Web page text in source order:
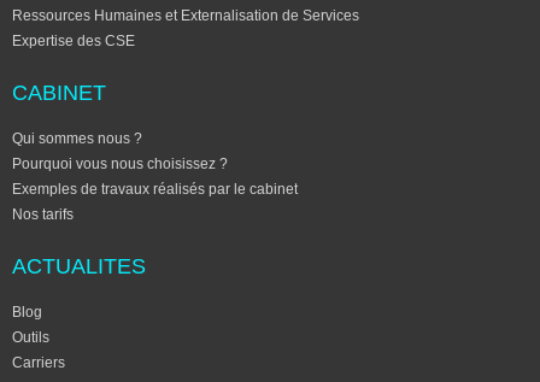
Ressources Humaines et Externalisation de Services
Expertise des CSE
CABINET
Qui sommes nous ?
Pourquoi vous nous choisissez ?
Exemples de travaux réalisés par le cabinet
Nos tarifs
ACTUALITES
Blog
Outils
Carriers